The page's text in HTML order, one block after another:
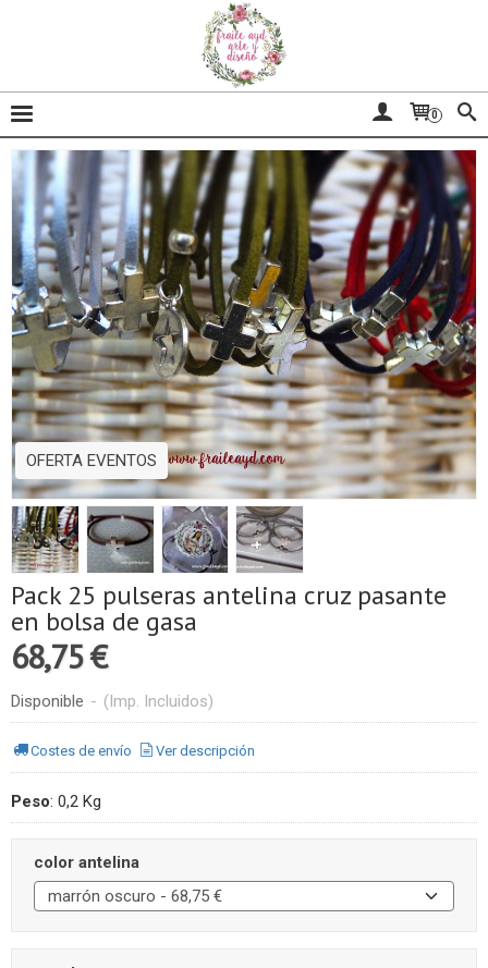
0
OFERTA EVENTOS
Pack 25 pulseras antelina cruz pasante
en bolsa de gasa
68,75 €
Disponible - (Imp. Incluidos)
Costes de envío Ver descripción
Peso: 0,2 Kg
color antelina